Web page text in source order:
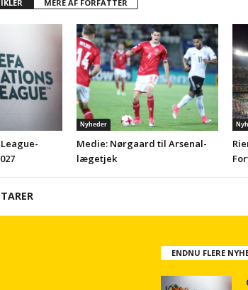
MERE AF FORFATTER
Nyheder
Medie: Nørgaard til Arsenal-
lægetjek
ENDNU FLERE